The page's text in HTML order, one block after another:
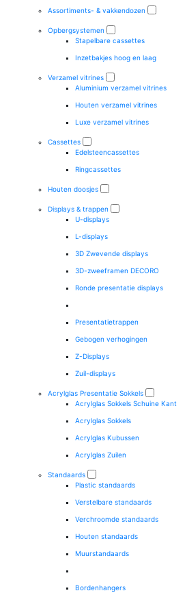
Assortiments- & vakkendozen
Opbergsystemen
Stapelbare cassettes
Inzetbakjes hoog en laag
Verzamel vitrines
Aluminium verzamel vitrines
Houten verzamel vitrines
Luxe verzamel vitrines
Cassettes
Edelsteencassettes
Ringcassettes
Houten doosjes
Displays & trappen
U-displays
L-displays
3D Zwevende displays
3D-zweeframen DECORO
Ronde presentatie displays
Presentatietrappen
Gebogen verhogingen
Z-Displays
Zuil-displays
Acrylglas Presentatie Sokkels
Acrylglas Sokkels Schuine Kant
Acrylglas Sokkels
Acrylglas Kubussen
Acrylglas Zuilen
Standaards
Plastic standaards
Verstelbare standaards
Verchroomde standaards
Houten standaards
Muurstandaards
Bordenhangers